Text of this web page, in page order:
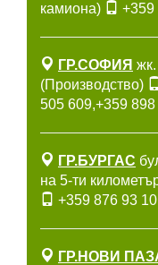
камиона)
+359
ГР.СОФИЯ
(Производство)
505 609,+359
ГР.БУРГАС
на 5-ти
+359 876 93
ГР.НОВИ